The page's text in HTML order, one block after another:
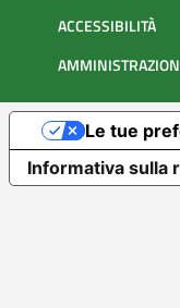
ACCESSIBILITÀ
Informativa sulla
Le tue